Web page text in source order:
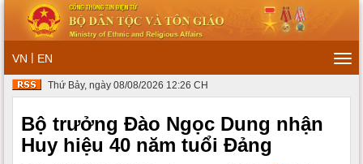
VN | EN
Thứ Bảy, ngày 08/08/2026 12:26 CH
Bộ trưởng Đào Ngọc Dung nhận
Huy hiệu 40 năm tuổi Đảng